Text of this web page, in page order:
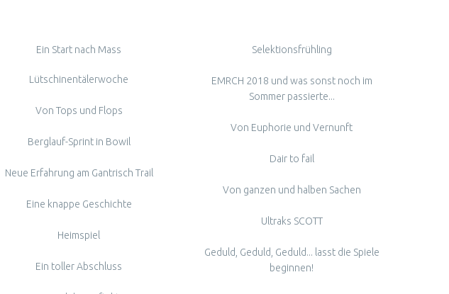
Ein Start nach Mass
Lütschinentälerwoche
Von Tops und Flops
Berglauf-Sprint in Bowil
Neue Erfahrung am Gantrisch Trail
Eine knappe Geschichte
Heimspiel
Ein toller Abschluss
Selektionsfrühling
EMRCH 2018 und was sonst noch im
Sommer passierte...
Von Euphorie und Vernunft
Dair to fail
Von ganzen und halben Sachen
Ultraks SCOTT
Geduld, Geduld, Geduld... lasst die Spiele
beginnen!